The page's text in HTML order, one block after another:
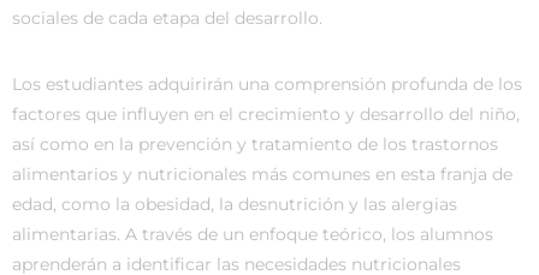
sociales de cada etapa del desarrollo.
Los estudiantes adquirirán una comprensión profunda de los
factores que influyen en el crecimiento y desarrollo del niño,
así como en la prevención y tratamiento de los trastornos
alimentarios y nutricionales más comunes en esta franja de
edad, como la obesidad, la desnutrición y las alergias
alimentarias. A través de un enfoque teórico, los alumnos
aprenderán a identificar las necesidades nutricionales